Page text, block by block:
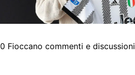
Fioccano commenti e